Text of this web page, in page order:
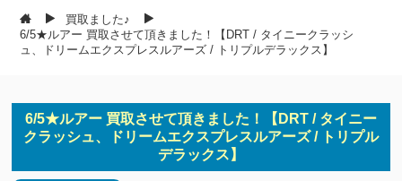
買取ました♪
6/5★ルアー 買取させて頂きました！【DRT / タイニークラッシ
ュ、ドリームエクスプレスルアーズ / トリプルデラックス】
6/5★ルアー 買取させて頂きました！【DRT / タイニー
クラッシュ、ドリームエクスプレスルアーズ / トリプル
デラックス】